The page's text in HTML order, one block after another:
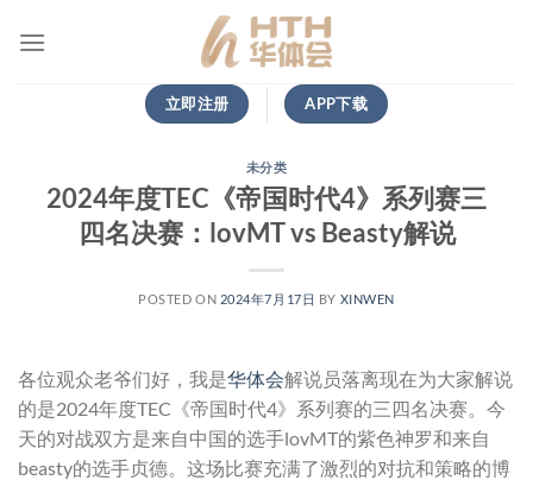
立即注册 APP下载
未分类
2024年度TEC《帝国时代4》系列赛三
四名决赛：lovMT vs Beasty解说
POSTED ON 2024年7月17日 BY XINWEN
各位观众老爷们好，我是华体会解说员落离现在为大家解说
的是2024年度TEC《帝国时代4》系列赛的三四名决赛。今
天的对战双方是来自中国的选手lovMT的紫色神罗和来自
beasty的选手贞德。这场比赛充满了激烈的对抗和策略的博